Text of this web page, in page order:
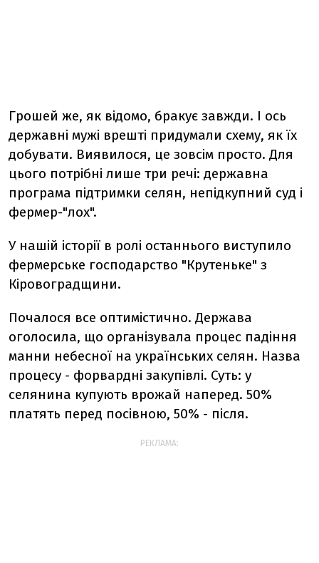
Грошей же, як відомо, бракує завжди. І ось
державні мужі врешті придумали схему, як їх
добувати. Виявилося, це зовсім просто. Для
цього потрібні лише три речі: державна
програма підтримки селян, непідкупний суд і
фермер-"лох".
У нашій історії в ролі останнього виступило
фермерське господарство "Крутеньке" з
Кіровоградщини.
Почалося все оптимістично. Держава
оголосила, що організувала процес падіння
манни небесної на українських селян. Назва
процесу - форвардні закупівлі. Суть: у
селянина купують врожай наперед. 50%
платять перед посівною, 50% - після.
РЕКЛАМА: